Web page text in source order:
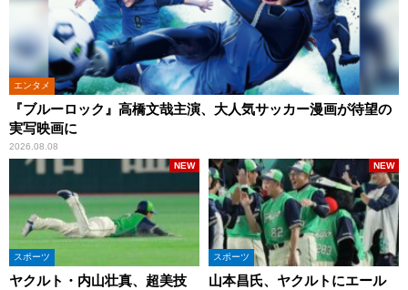
エンタメ
『ブルーロック』高橋文哉主演、大人気サッカー漫画が待望の
実写映画に
2026.08.08
スポーツ
ヤクルト・内山壮真、超美技
NEW
スポーツ
山本昌氏、ヤクルトにエール
NEW